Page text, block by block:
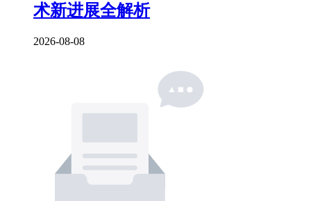
术新进展全解析
2026-08-08